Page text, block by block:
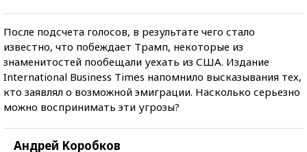
После подсчета голосов, в результате чего стало
известно, что побеждает Трамп, некоторые из
знаменитостей пообещали уехать из США. Издание
International Business Times напомнило высказывания тех,
кто заявлял о возможной эмиграции. Насколько серьезно
можно воспринимать эти угрозы?
Андрей Коробков